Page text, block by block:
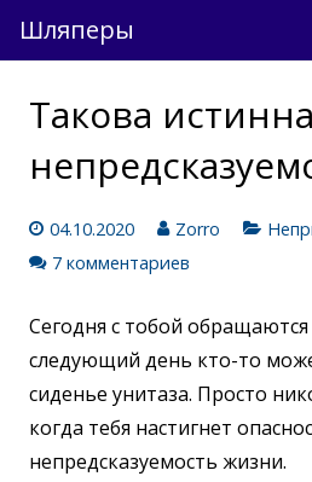
Шляперы
Такова
04.10.2020 Zorro
7 комментариев
Сегодня с тобой
следующий день кто-то
сиденье унитаза. Просто
когда тебя настигнет
непредсказуемость жизни.